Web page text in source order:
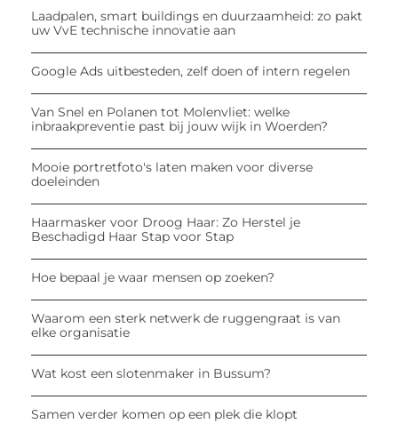
Laadpalen, smart buildings en duurzaamheid: zo pakt
uw VvE technische innovatie aan
Google Ads uitbesteden, zelf doen of intern regelen
Van Snel en Polanen tot Molenvliet: welke
inbraakpreventie past bij jouw wijk in Woerden?
Mooie portretfoto's laten maken voor diverse
doeleinden
Haarmasker voor Droog Haar: Zo Herstel je
Beschadigd Haar Stap voor Stap
Hoe bepaal je waar mensen op zoeken?
Waarom een sterk netwerk de ruggengraat is van
elke organisatie
Wat kost een slotenmaker in Bussum?
Samen verder komen op een plek die klopt